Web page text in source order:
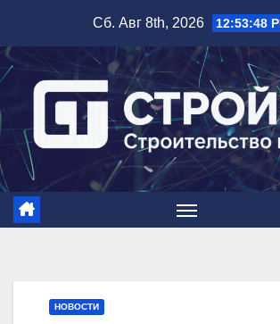
содержимому
Сб. Авг 8th, 2026 12:53:49
НОВОСТИ